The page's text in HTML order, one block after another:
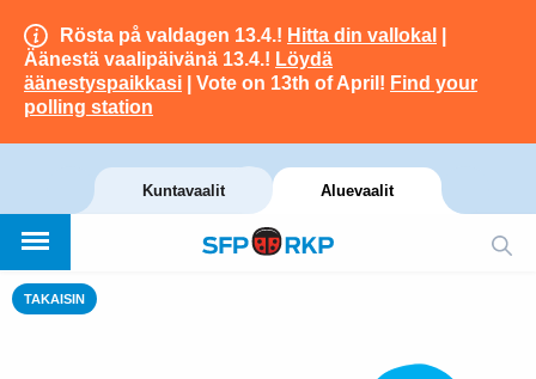
Rösta på valdagen 13.4.! Hitta din vallokal
Äänestä vaalipäivänä 13.4.! Löydä
äänestyspaikkasi | Vote on 13th of April! Find your
polling station
Kuntavaalit Aluevaalit
TAKAISIN